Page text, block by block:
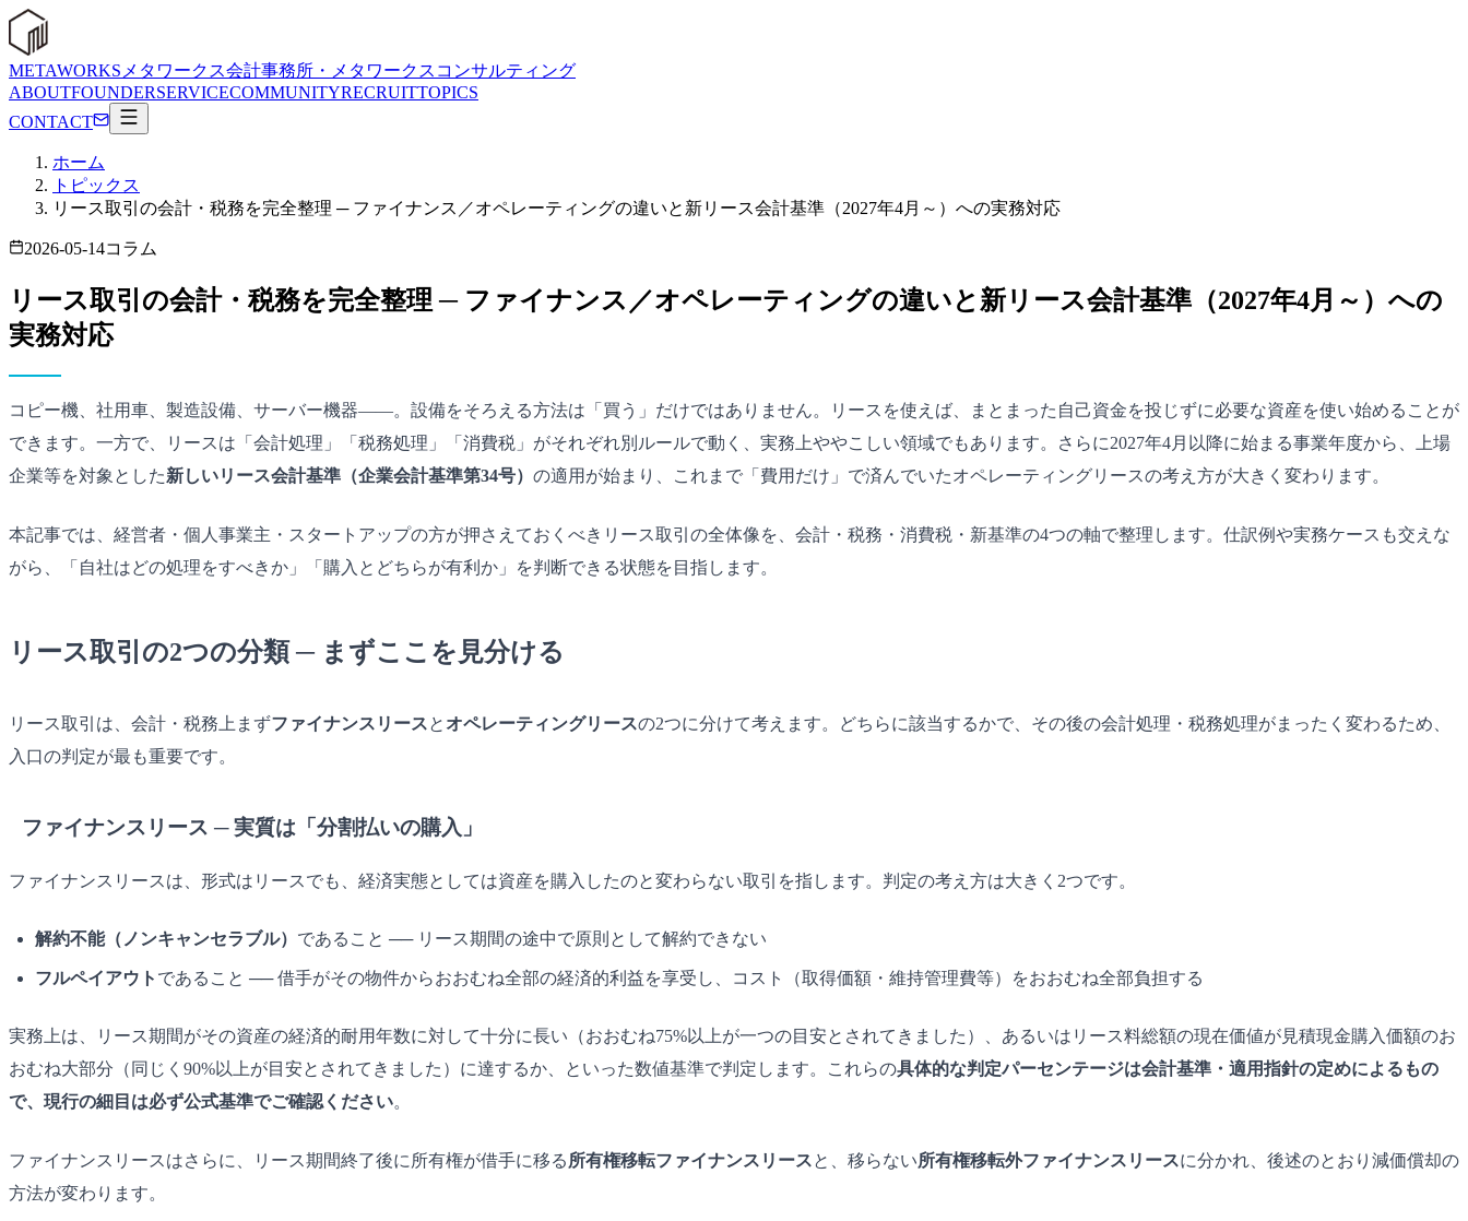
METAWORKS メタワークス会計事務所・メタワークスコンサルティング
ABOUTFOUNDERSERVICECOMMUNITYRECRUITTOPICS
CONTACT
ホーム
トピックス
リース取引の会計・税務を完全整理 ─ ファイナンス／オペレーティングの違いと新リース会計基準（2027年4月～）への実務対応
2026-05-14コラム
リース取引の会計・税務を完全整理 ─ ファイナンス／オペレーティングの違いと新リース会計基準（2027年4月～）への
実務対応
コピー機、社用車、製造設備、サーバー機器――。設備をそろえる方法は「買う」だけではありません。リースを使えば、まとまった自己資金を投じずに必要な資産を使い始めることが
できます。一方で、リースは「会計処理」「税務処理」「消費税」がそれぞれ別ルールで動く、実務上ややこしい領域でもあります。さらに2027年4月以降に始まる事業年度から、上場
企業等を対象とした新しいリース会計基準（企業会計基準第34号） の適用が始まり、これまで「費用だけ」で済んでいたオペレーティングリースの考え方が大きく変わります。
本記事では、経営者・個人事業主・スタートアップの方が押さえておくべきリース取引の全体像を、会計・税務・消費税・新基準の4つの軸で整理します。仕訳例や実務ケースも交えな
がら、「自社はどの処理をすべきか」「購入とどちらが有利か」を判断できる状態を目指します。
リース取引の2つの分類 ─ まずここを見分ける
リース取引は、会計・税務上まずファイナンスリースと オペレーティングリースの2つに分けて考えます。どちらに該当するかで、その後の会計処理・税務処理がまったく変わるため、
入口の判定が最も重要です。
ファイナンスリース ─ 実質は「分割払いの購入」
ファイナンスリースは、形式はリースでも、経済実態としては資産を購入したのと変わらない取引を指します。判定の考え方は大きく2つです。
解約不能（ノンキャンセラブル） であること ── リース期間の途中で原則として解約できない
フルペイアウト であること ── 借手がその物件からおおむね全部の経済的利益を享受し、コスト（取得価額・維持管理費等）をおおむね全部負担する
実務上は、リース期間がその資産の経済的耐用年数に対して十分に長い（おおむね75%以上が一つの目安とされてきました）、あるいはリース料総額の現在価値が見積現金購入価額のお
おむね大部分（同じく90%以上が目安とされてきました）に達するか、といった数値基準で判定します。これらの具体的な判定パーセンテージは会計基準・適用指針の定めによるもの
で、現行の細目は必ず公式基準でご確認ください。
ファイナンスリースはさらに、リース期間終了後に所有権が借手に移る 所有権移転ファイナンスリースと、移らない所有権移転外ファイナンスリースに分かれ、後述のとおり減価償却の
方法が変わります。